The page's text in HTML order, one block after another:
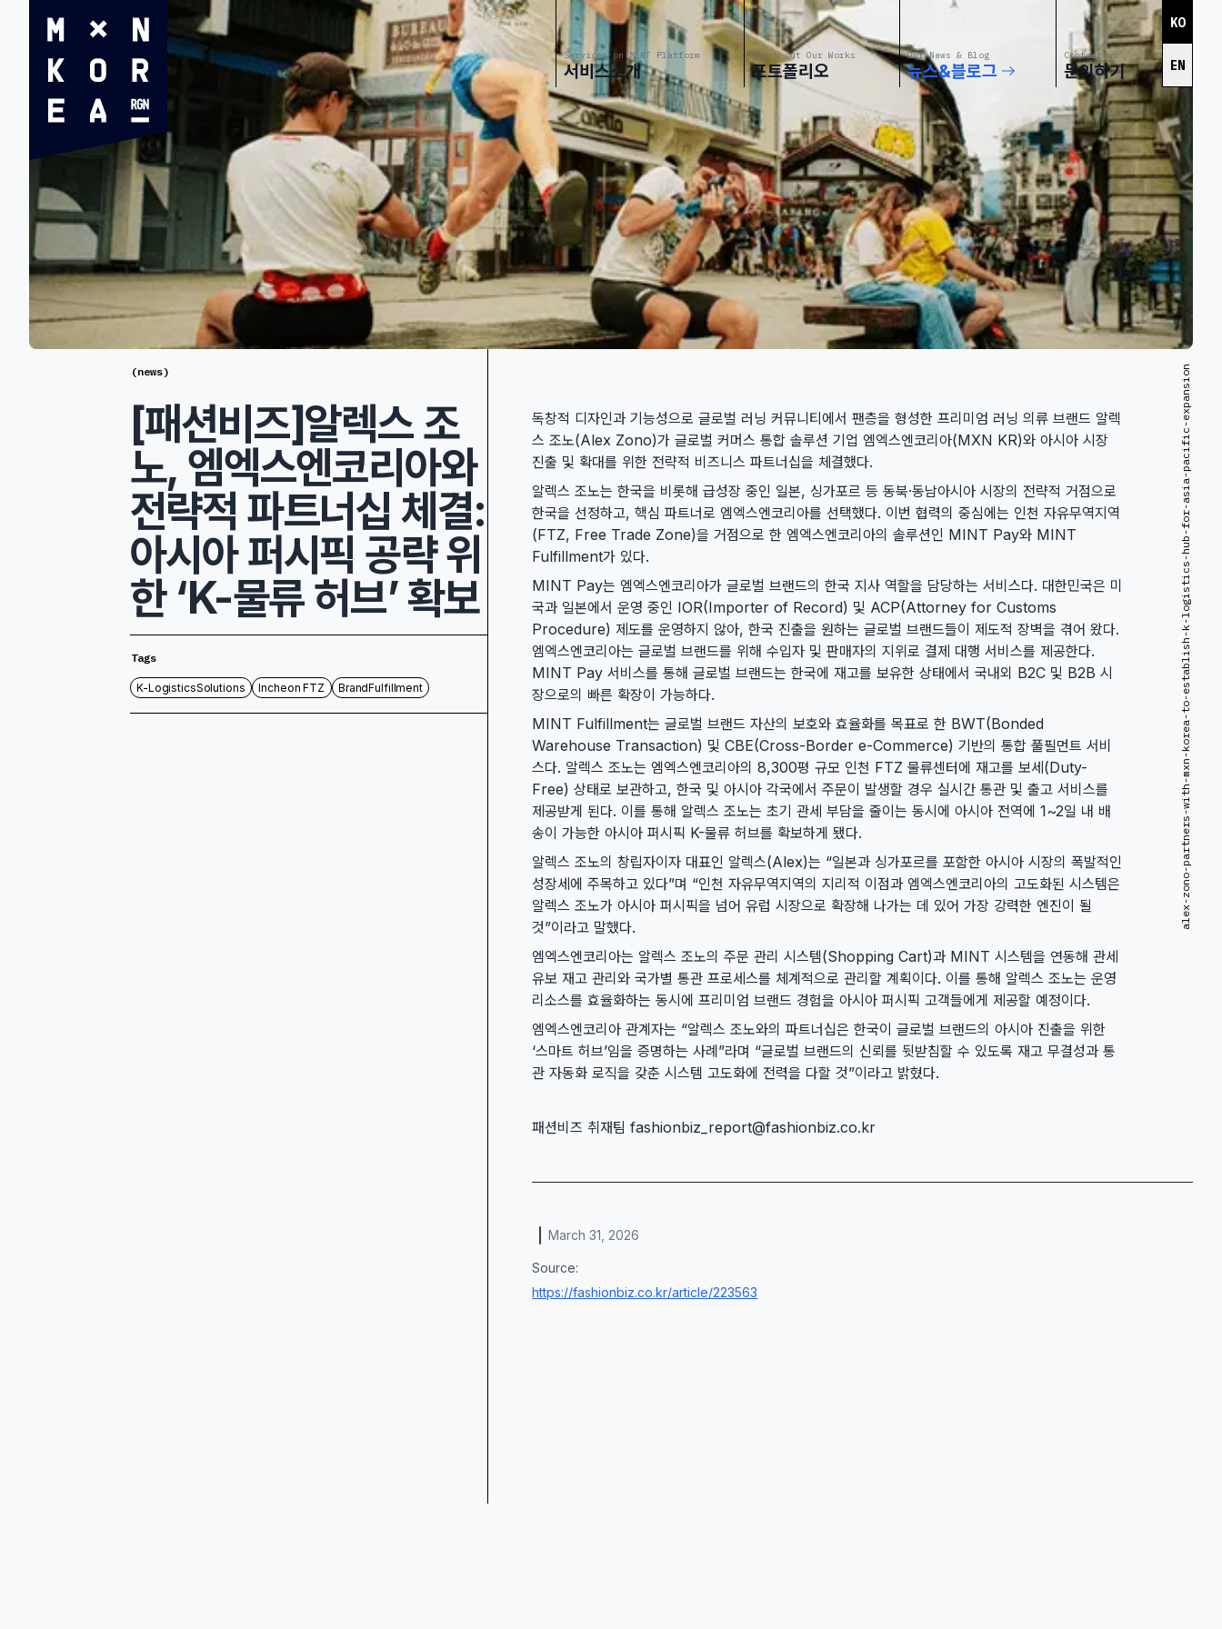
Services on MINT Platform
서비스소개
Check out Our Works
포트폴리오
Our News & Blog
뉴스&블로그
Contact us
문의하기
KO
EN
(news)
[패션비즈]알렉스 조
노, 엠엑스엔코리아와
전략적 파트너십 체결:
아시아 퍼시픽 공략 위
한 ‘K-물류 허브’ 확보
Tags
K-LogisticsSolutions Incheon FTZ BrandFulfillment alex-zono-partners-with-mxn-korea-to-establish-k-logistics-hub-for-asia-pacific-expansion
독창적 디자인과 기능성으로 글로벌 러닝 커뮤니티에서 팬층을 형성한 프리미엄 러닝 의류 브랜드 알렉
스 조노(Alex Zono)가 글로벌 커머스 통합 솔루션 기업 엠엑스엔코리아(MXN KR)와 아시아 시장
진출 및 확대를 위한 전략적 비즈니스 파트너십을 체결했다.
알렉스 조노는 한국을 비롯해 급성장 중인 일본, 싱가포르 등 동북·동남아시아 시장의 전략적 거점으로
한국을 선정하고, 핵심 파트너로 엠엑스엔코리아를 선택했다. 이번 협력의 중심에는 인천 자유무역지역
(FTZ, Free Trade Zone)을 거점으로 한 엠엑스엔코리아의 솔루션인 MINT Pay와 MINT
Fulfillment가 있다.
MINT Pay는 엠엑스엔코리아가 글로벌 브랜드의 한국 지사 역할을 담당하는 서비스다. 대한민국은 미
국과 일본에서 운영 중인 IOR(Importer of Record) 및 ACP(Attorney for Customs
Procedure) 제도를 운영하지 않아, 한국 진출을 원하는 글로벌 브랜드들이 제도적 장벽을 겪어 왔다.
엠엑스엔코리아는 글로벌 브랜드를 위해 수입자 및 판매자의 지위로 결제 대행 서비스를 제공한다.
MINT Pay 서비스를 통해 글로벌 브랜드는 한국에 재고를 보유한 상태에서 국내외 B2C 및 B2B 시
장으로의 빠른 확장이 가능하다.
MINT Fulfillment는 글로벌 브랜드 자산의 보호와 효율화를 목표로 한 BWT(Bonded
Warehouse Transaction) 및 CBE(Cross-Border e-Commerce) 기반의 통합 풀필먼트 서비
스다. 알렉스 조노는 엠엑스엔코리아의 8,300평 규모 인천 FTZ 물류센터에 재고를 보세(Duty-
Free) 상태로 보관하고, 한국 및 아시아 각국에서 주문이 발생할 경우 실시간 통관 및 출고 서비스를
제공받게 된다. 이를 통해 알렉스 조노는 초기 관세 부담을 줄이는 동시에 아시아 전역에 1~2일 내 배
송이 가능한 아시아 퍼시픽 K-물류 허브를 확보하게 됐다.
알렉스 조노의 창립자이자 대표인 알렉스(Alex)는 “일본과 싱가포르를 포함한 아시아 시장의 폭발적인
성장세에 주목하고 있다”며 “인천 자유무역지역의 지리적 이점과 엠엑스엔코리아의 고도화된 시스템은
알렉스 조노가 아시아 퍼시픽을 넘어 유럽 시장으로 확장해 나가는 데 있어 가장 강력한 엔진이 될
것”이라고 말했다.
엠엑스엔코리아는 알렉스 조노의 주문 관리 시스템(Shopping Cart)과 MINT 시스템을 연동해 관세
유보 재고 관리와 국가별 통관 프로세스를 체계적으로 관리할 계획이다. 이를 통해 알렉스 조노는 운영
리소스를 효율화하는 동시에 프리미엄 브랜드 경험을 아시아 퍼시픽 고객들에게 제공할 예정이다.
엠엑스엔코리아 관계자는 “알렉스 조노와의 파트너십은 한국이 글로벌 브랜드의 아시아 진출을 위한
‘스마트 허브’임을 증명하는 사례”라며 “글로벌 브랜드의 신뢰를 뒷받침할 수 있도록 재고 무결성과 통
관 자동화 로직을 갖춘 시스템 고도화에 전력을 다할 것”이라고 밝혔다.
패션비즈 취재팀 fashionbiz_report@fashionbiz.co.kr
March 31, 2026
Source:
https://fashionbiz.co.kr/article/223563